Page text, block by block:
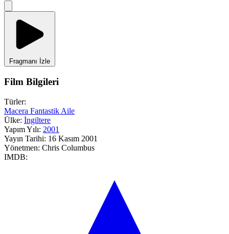
Fragmanı İzle
Film Bilgileri
Türler:
Macera Fantastik Aile
Ülke: İngiltere
Yapım Yılı: 2001
Yayın Tarihi: 16 Kasım 2001
Yönetmen: Chris Columbus
IMDB: